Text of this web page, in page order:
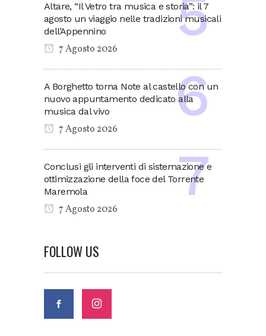
Altare, “Il Vetro tra musica e storia”: il 7
agosto un viaggio nelle tradizioni musicali
dell’Appennino
7 Agosto 2026
A Borghetto torna Note al castello con un
nuovo appuntamento dedicato alla
musica dal vivo
7 Agosto 2026
Conclusi gli interventi di sistemazione e
ottimizzazione della foce del Torrente
Maremola
7 Agosto 2026
FOLLOW US